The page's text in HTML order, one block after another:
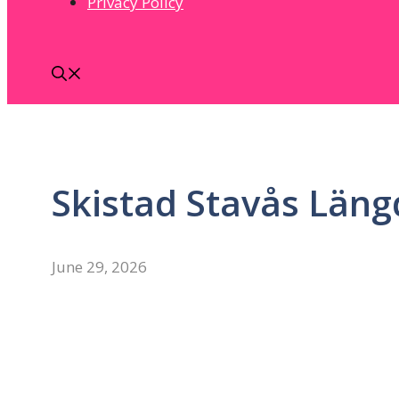
Skistad Stavås
June 29, 2026